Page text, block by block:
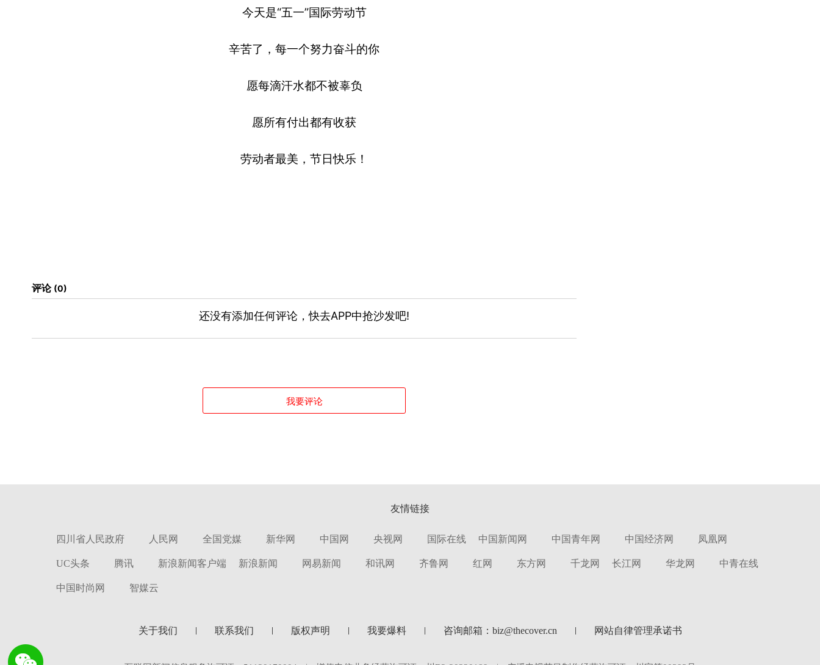
今天是“五一”国际劳动节
辛苦了，每一个努力奋斗的你
愿每滴汗水都不被辜负
愿所有付出都有收获
劳动者最美，节日快乐！
评论 0
还没有添加任何评论，快去APP中抢沙发吧!
我要评论
友情链接
四川省人民政府 人民网 全国党媒 新华网 中国网 央视网 国际在线 中国新闻网 中国青年网 中国经济网 凤凰网
UC头条 腾讯 新浪新闻客户端 新浪新闻 网易新闻 和讯网 齐鲁网 红网 东方网 千龙网 长江网 华龙网 中青在线
中国时尚网 智媒云
关于我们 联系我们 版权声明 我要爆料 咨询邮箱：biz@thecover.cn 网站自律管理承诺书